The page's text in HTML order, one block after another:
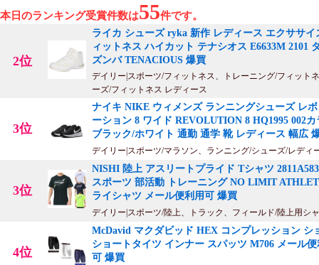
本日のランキング受賞件数は55件です。
2位
ライカ シューズ ryka 新作 レディース エクササイ
ィットネス ハイカット テナシオス E6633M 2101
ズンバ TENACIOUS 爆買
デイリー|スポーツ/フィットネス、トレーニング/フィット
ーズ/フィットネス レディース
3位
ナイキ NIKE ウィメンズ ランニングシューズ レ
ーション 8 ワイド REVOLUTION 8 HQ1995 002カ
ブラック/ホワイト 通勤 通学 靴 レディース 幅広
デイリー|スポーツ/マラソン、ランニング/シューズ/レディ
3位
NISHI 陸上 アスリートプライド Tシャツ
スポーツ 部活動 トレーニング NO LIMIT
ライシャツ メール便利用可 爆買
デイリー|スポーツ/陸上、トラック、フィールド/陸上用シ
4位
McDavid マクダビッド HEX コンプレッション シ
ショートタイツ インナー スパッツ M706 メール便
可 爆買